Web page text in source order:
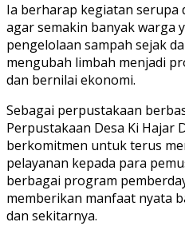
‎Ia berharap kegiatan serupa
agar semakin banyak warga
pengelolaan sampah sejak
mengubah limbah menjadi
dan bernilai ekonomi.
‎‎Sebagai perpustakaan
Perpustakaan Desa Ki Hajar
berkomitmen untuk terus
pelayanan kepada para
berbagai program
memberikan manfaat nyata
dan sekitarnya.